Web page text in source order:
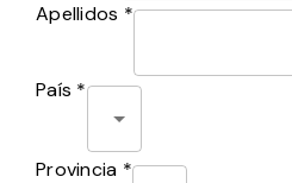
Apellidos *
País *
Provincia *